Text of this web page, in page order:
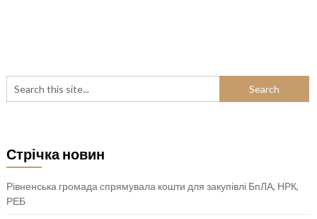
Стрічка новин
Рівненська громада спрямувала кошти для закупівлі БпЛА, НРК,
РЕБ